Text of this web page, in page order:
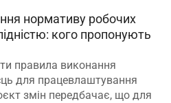
нормативу робочих
кого пропонують
правила виконання
для працевлаштування
змін передбачає, що для